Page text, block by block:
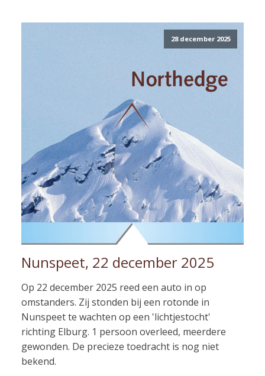
28 december 2025
Nunspeet, 22 december 2025
Op 22 december 2025 reed een auto in op
omstanders. Zij stonden bij een rotonde in
Nunspeet te wachten op een 'lichtjestocht'
richting Elburg. 1 persoon overleed, meerdere
gewonden. De precieze toedracht is nog niet
bekend.